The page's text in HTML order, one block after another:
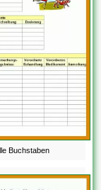
Buchstaben